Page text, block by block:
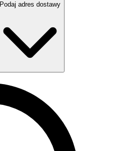
Podaj adres dostawy